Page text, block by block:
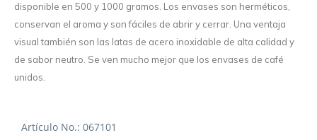
disponible en 500 y 1000 gramos. Los envases son herméticos,
conservan el aroma y son fáciles de abrir y cerrar. Una ventaja
visual también son las latas de acero inoxidable de alta calidad y
de sabor neutro. Se ven mucho mejor que los envases de café
unidos.
Artículo No.: 067101